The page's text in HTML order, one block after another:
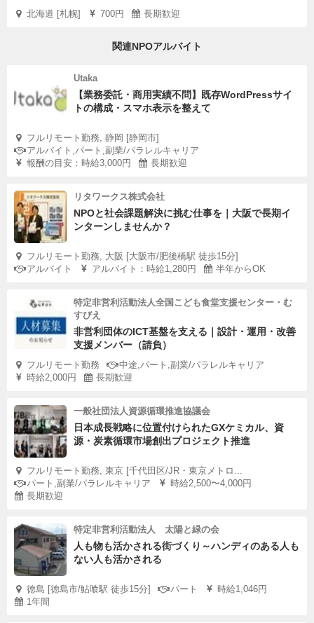
北海道 [札幌] 700円 長期歓迎
関連NPOアルバイト
Utaka
【業務委託・商用実績不問】既存WordPressサイ
トの構成・スマホ表示を整えて
フルリモート勤務, 静岡 [静岡市]
アルバイト,パート,副業/パラレルキャリア
報酬の目安：時給3,000円
長期歓迎
リタワークス株式会社
NPOと社会課題解決に挑む仕事を｜大阪で長期イ
ンターンしませんか？
フルリモート勤務, 大阪 [大阪市/肥後橋駅 徒歩15分]
アルバイト
アルバイト：時給1,280円 半年からOK
特定非営利活動法人全国こども食堂支援センター・む
すびえ
非営利団体のICT基盤を支える｜設計・運用・改善
支援メンバー（請負）
フルリモート勤務
中途,パート,副業/パラレルキャリア
時給2,000円
長期歓迎
一般社団法人資源循環推進協議会
日本成長戦略に位置付けられたGXケミカル、資
源・炭素循環市場創出プロジェクト推進
フルリモート勤務, 東京 [千代田区/JR・東京メトロ...
パート,副業/パラレルキャリア
時給2,500〜4,000円
長期歓迎
特定非営利活動法人 太陽と緑の会
人も物も活かされる街づくり～ハンディのある人も
ない人も活かされる
徳島 [徳島市/鮎喰駅 徒歩15分] パート
時給1,046円
1年間